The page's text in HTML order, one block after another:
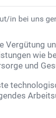
in bei uns
Vergütung
wie
und